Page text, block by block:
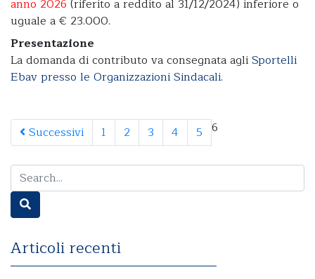
anno 2026 (riferito a reddito al 31/12/2024) inferiore o
uguale a € 23.000.
Presentazione
La domanda di contributo va consegnata agliSportelli
Ebav presso le Organizzazioni Sindacali.
Successivi 1 2 3 4 5 6
Articoli recenti